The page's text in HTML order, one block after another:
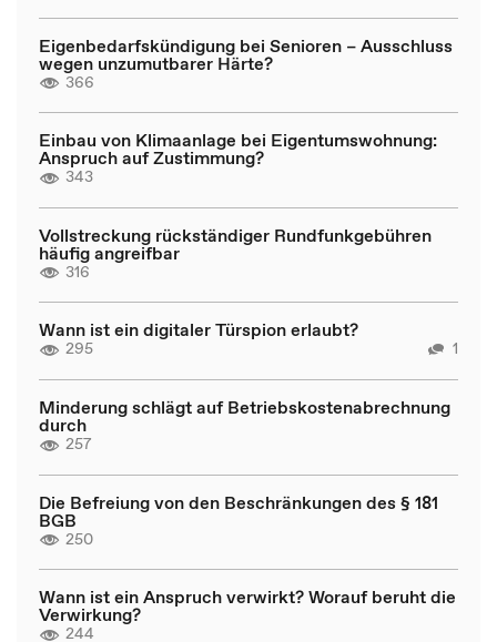
Eigenbedarfskündigung bei Senioren – Ausschluss
wegen unzumutbarer Härte?
366
Einbau von Klimaanlage bei Eigentumswohnung:
Anspruch auf Zustimmung?
343
Vollstreckung rückständiger Rundfunkgebühren
häufig angreifbar
316
Wann ist ein digitaler Türspion erlaubt?
295 1
Minderung schlägt auf Betriebskostenabrechnung
durch
257
Die Befreiung von den Beschränkungen des § 181
BGB
250
Wann ist ein Anspruch verwirkt? Worauf beruht die
Verwirkung?
244